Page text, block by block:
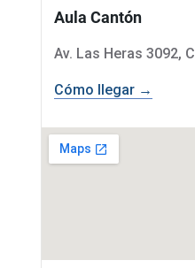
Aula Cantón
Av. Las Heras 3092,
Cómo llegar →